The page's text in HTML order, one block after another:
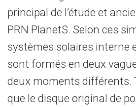
principal de l’étude et
PRN PlanetS. Selon ces
systèmes solaires interne
sont formés en deux
deux moments différents.
que le disque original de